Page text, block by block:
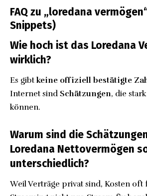
FAQ zu „loredana
Snippets)
Wie hoch ist das Loredana
wirklich?
Es gibtkeine offiziell bestätigte
Internet sind Schätzungen, die
können.
Warum sind die
Loredana Nettovermögen
unterschiedlich?
Weil Verträge privat sind, Kosten oft